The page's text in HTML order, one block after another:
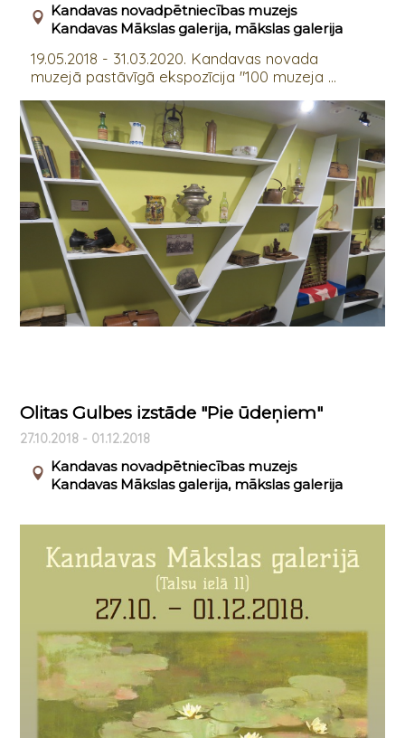
Kandavas novadpētniecības muzejs
Kandavas Mākslas galerija, mākslas galerija
19.05.2018 - 31.03.2020. Kandavas novada
muzejā pastāvīgā ekspozīcija "100 muzeja ...
Olitas Gulbes izstāde "Pie ūdeņiem"
27.10.2018 - 01.12.2018
Kandavas novadpētniecības muzejs
Kandavas Mākslas galerija, mākslas galerija